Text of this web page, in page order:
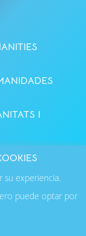
I
su experiencia.
puede optar por